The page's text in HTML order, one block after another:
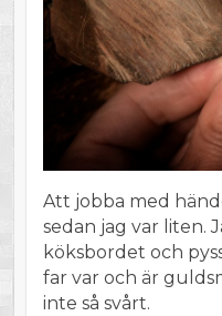
Att jobba med
sedan jag var liten.
köksbordet och
far var och är
inte så svårt.